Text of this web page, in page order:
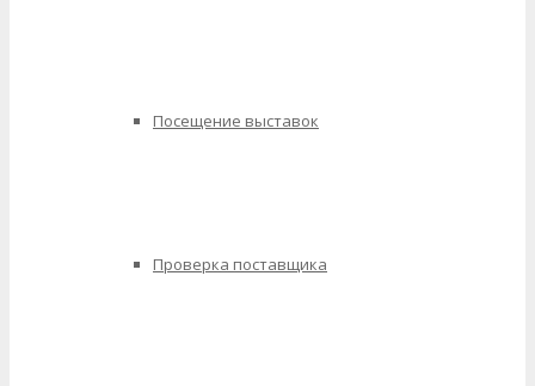
Посещение выставок
Проверка поставщика